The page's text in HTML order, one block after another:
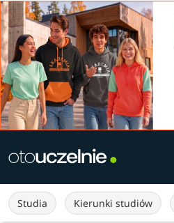
Studia Kierunki studiów